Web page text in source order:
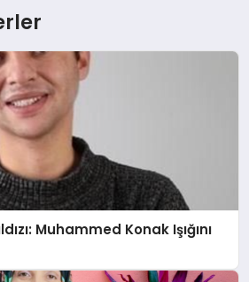
Muhammed Konak Işığını